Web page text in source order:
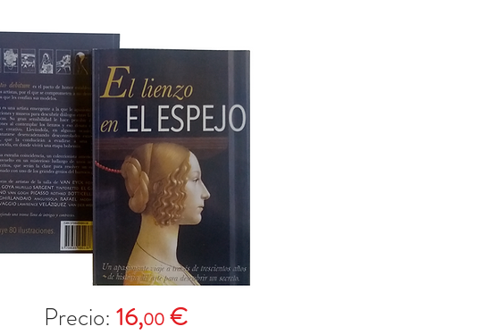
Precio: 16,00 €